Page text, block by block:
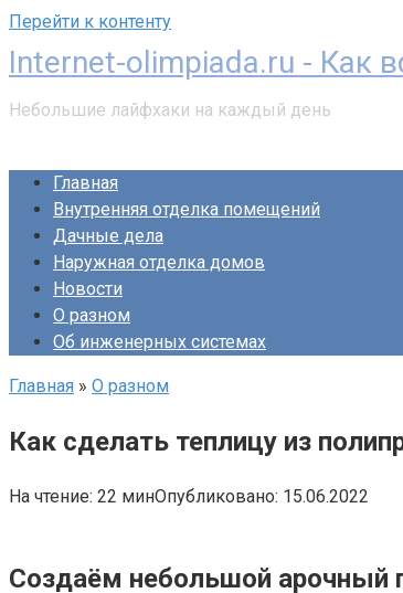
Перейти к контенту
Internet-olimpiada.ru - Как
Небольшие лайфхаки на каждый день
Главная
Внутренняя отделка помещений
Дачные дела
Наружная отделка домов
Новости
О разном
Об инженерных системах
Главная » О разном
Как сделать теплицу из
На чтение: 22 минОпубликовано: 15.06.2022
Создаём небольшой арочный